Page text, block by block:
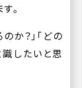
。
か？」「どの
したいと思